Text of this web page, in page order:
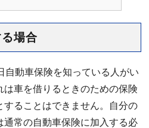
場合
自動車保険を知っている人がい
は車を借りるときのための保険
することはできません。自分の
通常の自動車保険に加入する必